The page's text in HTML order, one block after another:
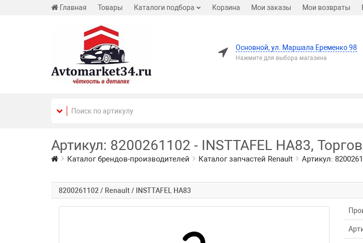
Главная Товары Каталоги подбора Корзина Мои заказы Мои возвраты
Основной, ул. Маршала Еременко 98
Нажмите для выбора магазина
Артикул: 8200261102 - INSTTAFEL HA83,
Каталог брендов-производителей Каталог запчастей Renault Артикул:
8200261102 / Renault / INSTTAFEL HA83